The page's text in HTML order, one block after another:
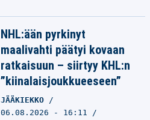
NHL:ään pyrkinyt
maalivahti päätyi kovaan
ratkaisuun – siirtyy KHL:n
”kiinalaisjoukkueeseen”
JÄÄKIEKKO
06.08.2026 - 16:11